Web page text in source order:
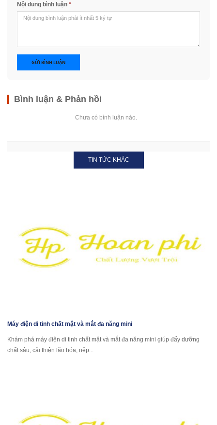
Nội dung bình luận *
GỬI BÌNH LUẬN
Bình luận & Phản hồi
Chưa có bình luận nào.
TIN TỨC KHÁC
Máy điện di tinh chất mặt và mắt đa năng mini
Khám phá máy điện di tinh chất mặt và mắt đa năng mini giúp đẩy dưỡng
chất sâu, cải thiện lão hóa, nếp...